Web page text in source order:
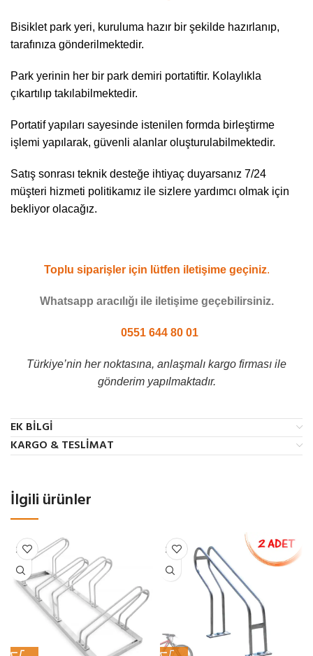
Bisiklet park yeri, kuruluma hazır bir şekilde hazırlanıp,
tarafınıza gönderilmektedir.
Park yerinin her bir park demiri portatiftir. Kolaylıkla
çıkartılıp takılabilmektedir.
Portatif yapıları sayesinde istenilen formda birleştirme
işlemi yapılarak, güvenli alanlar oluşturulabilmektedir.
Satış sonrası teknik desteğe ihtiyaç duyarsanız 7/24
müşteri hizmeti politikamız ile sizlere yardımcı olmak için
bekliyor olacağız.
Toplu siparişler için lütfen iletişime geçiniz.
Whatsapp aracılığı ile iletişime geçebilirsiniz.
0551 644 80 01
Türkiye’nin her noktasına, anlaşmalı kargo firması ile
gönderim yapılmaktadır.
EK BILGI
KARGO & TESLIMAT
İlgili ürünler